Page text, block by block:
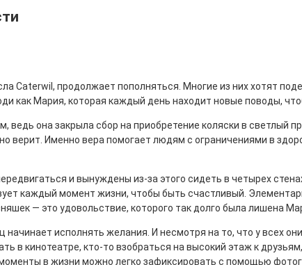
Caterwil, продолжает пополняться. Многие из них хотят
как Мария, которая каждый день находит новые поводы,
она закрыла сбор на приобретение коляски в светлый
верит. Именно вера помогает людям с ограничениями в
и вынуждены из-за этого сидеть в четырех
каждый момент жизни, чтобы быть счастливый.
— это удовольствие, которого так долго была лишена
исполнять желания. И несмотря на то, что у всех
в кинотеатре, кто-то взобраться на высокий этаж к
в жизни можно легко зафиксировать с помощью